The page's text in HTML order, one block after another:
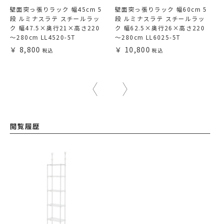
壁面突っ張りラック 幅45cm 5
段 ルミナスラテ スチールラッ
ク 幅47.5×奥行21×高さ220
～280cm LL4520-5T
8,800
壁面突っ張りラック 幅60cm 5
段 ルミナスラテ スチールラッ
ク 幅62.5×奥行26×高さ220
～280cm LL6025-5T
10,800
閲覧履歴